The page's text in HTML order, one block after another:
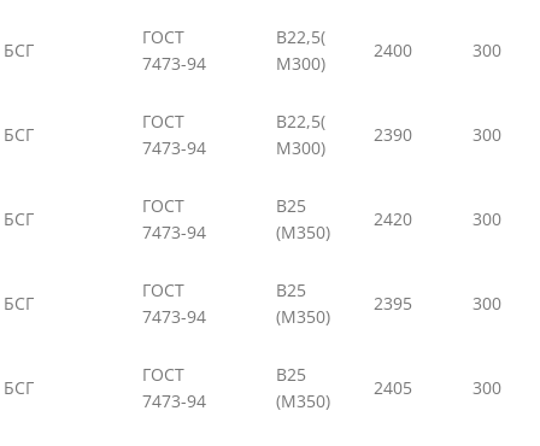
БСГ
ГОСТ
7473-94
В22,5(
М300)
2400 300
БСГ
ГОСТ
7473-94
В22,5(
М300)
2390 300
БСГ
ГОСТ
7473-94
В25
(М350)
2420 300
БСГ
ГОСТ
7473-94
В25
(М350)
2395 300
БСГ
ГОСТ
7473-94
В25
(М350)
2405 300